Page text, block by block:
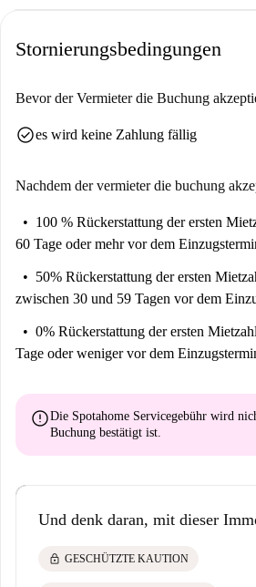
Stornierungsbedingungen
Bevor der Vermieter die Buchung
check_circlees wird keine Zahlung fällig
Nachdem der vermieter die buchung
100 % Rückerstattung der ersten
60 Tage oder mehr vor dem
50% Rückerstattung der ersten
zwischen 30 und 59 Tagen vor dem
0% Rückerstattung der ersten
Tage oder weniger vor dem
errorDie Spotahome Servicegebühr wird
Buchung bestätigt ist.
Und denk daran, mit dieser
lock GESCHÜTZTE KAUTION